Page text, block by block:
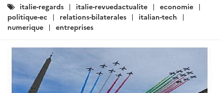
Catégories
:
italie-regards italie-revuedactualite
economie
politique-ec
relations-bilaterales
italian-tech
numerique
entreprises